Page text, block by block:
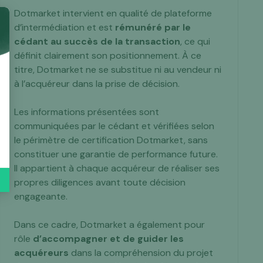
Dotmarket intervient en qualité de plateforme
d’intermédiation et est rémunéré par le
cédant au succès de la transaction, ce qui
définit clairement son positionnement. À ce
titre, Dotmarket ne se substitue ni au vendeur ni
à l’acquéreur dans la prise de décision.
Les informations présentées sont
communiquées par le cédant et vérifiées selon
le périmètre de certification Dotmarket, sans
constituer une garantie de performance future.
Il appartient à chaque acquéreur de réaliser ses
propres diligences avant toute décision
engageante.
Dans ce cadre, Dotmarket a également pour
rôle d’accompagner et de guider les
acquéreurs dans la compréhension du projet